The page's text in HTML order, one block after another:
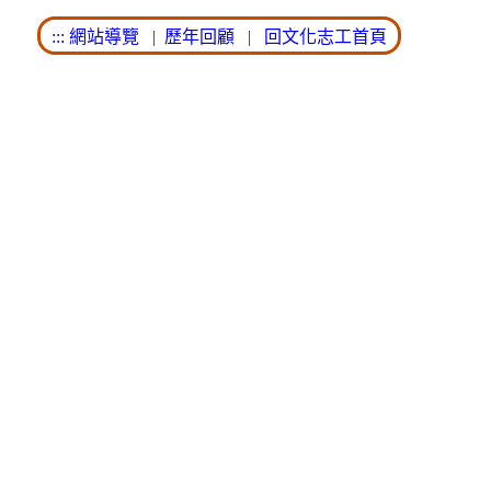
::: 網站導覽 | 歷年回顧 | 回文化志工首頁